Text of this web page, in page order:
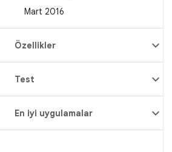
Mart 2016
Özellikler
Test
En iyi uygulamalar